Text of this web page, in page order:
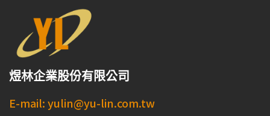
煜林企業股份有限公司
E-mail: yulin@yu-lin.com.tw